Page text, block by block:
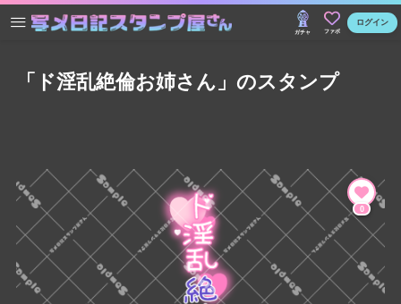
ガチャ ファボ
ログイン
「ド淫乱絶倫お姉さん」のスタンプ
0